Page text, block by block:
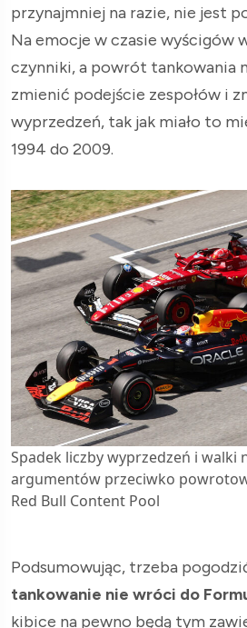
przynajmniej na razie, nie jest
Na emocje w czasie wyścigów
czynniki, a powrót tankowania
zmienić podejście zespołów i
wyprzedzeń, tak jak miało to
1994 do 2009.
Spadek liczby wyprzedzeń i walki
argumentów przeciwko
Red Bull Content Pool
Podsumowując, trzeba
tankowanie nie wróci do
kibice na pewno będą tym